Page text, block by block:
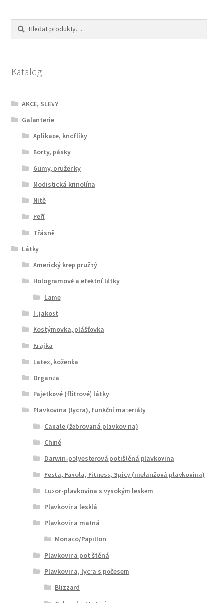
Hledat:
Hledat
Katalog
AKCE, SLEVY
Galanterie
Aplikace, knoflíky
Borty, pásky
Gumy, pruženky
Modistická krinolína
Nitě
Peří
Třásně
Látky
Americký krep pružný
Hologramové a efektní látky
Lame
II.jakost
Kostýmovka, plášťovka
Krajka
Latex, koženka
Organza
Pajetkové (flitrové) látky
Plavkovina (lycra), funkční materiály
Canale (žebrovaná plavkovina)
Chiné
Darwin-polyesterová potištěná plavkovina
Festa, Favola, Fitness, Spicy (melanžová plavkovina)
Luxor-plavkovina s vysokým leskem
Plavkovina lesklá
Plavkovina matná
Monaco/Papillon
Plavkovina potištěná
Plavkovina, lycra s počesem
Blizzard